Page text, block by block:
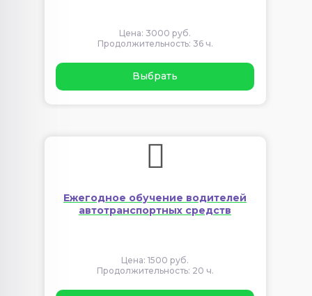
Цена: 3000 руб.
Продолжительность: 36 ч.
Выбрать
Ежегодное обучение водителей
автотранспортных средств
Цена: 1500 руб.
Продолжительность: 20 ч.